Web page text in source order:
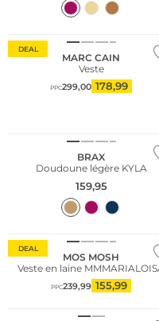
DEAL
MARC CAIN
Veste
PPC299,00 178,99
BRAX
Doudoune légère KYLA
159,95
DEAL
MOS MOSH
Veste en laine
PPC239,99 155,99